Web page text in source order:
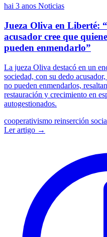
hai 3 anos Noticias
Jueza Oliva en Liberté:
acusador cree que
pueden enmendarlo”
La jueza Oliva destacó en un
sociedad, con su dedo
no pueden enmendarlos,
restauración y crecimiento en
autogestionados.
cooperativismo reinserción
Ler artigo →